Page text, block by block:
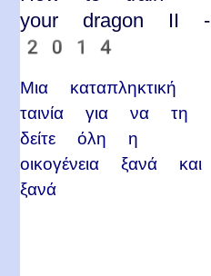
your dragon II -
2014
Μια καταπληκτική
ταινία για να τη
δείτε όλη η
οικογένεια ξανά και
ξανά